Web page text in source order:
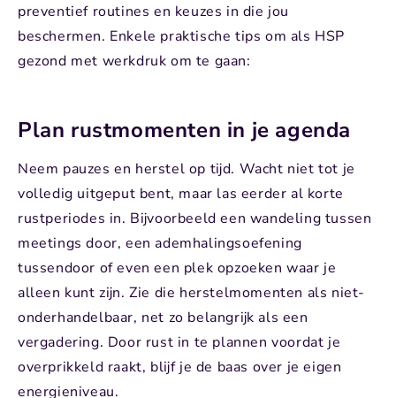
preventief routines en keuzes in die jou
beschermen. Enkele praktische tips om als HSP
gezond met werkdruk om te gaan:
Plan rustmomenten in je agenda
Neem pauzes en herstel op tijd. Wacht niet tot je
volledig uitgeput bent, maar las eerder al korte
rustperiodes in. Bijvoorbeeld een wandeling tussen
meetings door, een ademhalingsoefening
tussendoor of even een plek opzoeken waar je
alleen kunt zijn. Zie die herstelmomenten als niet-
onderhandelbaar, net zo belangrijk als een
vergadering. Door rust in te plannen voordat je
overprikkeld raakt, blijf je de baas over je eigen
energieniveau.